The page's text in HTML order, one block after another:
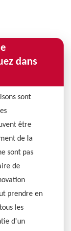
dans
sont
être
de la
sont pas
de
prendre en
les
d'un